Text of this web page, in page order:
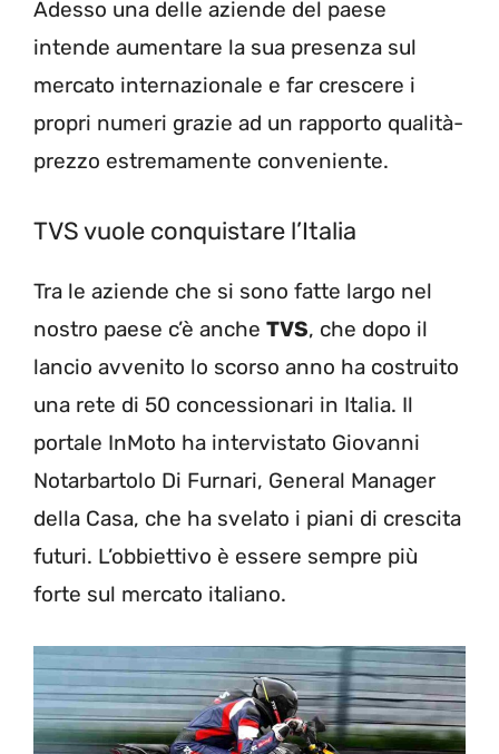
Adesso una delle aziende del paese
intende aumentare la sua presenza sul
mercato internazionale e far crescere i
propri numeri grazie ad un rapporto qualità-
prezzo estremamente conveniente.
TVS vuole conquistare l’Italia
Tra le aziende che si sono fatte largo nel
nostro paese c’è anche TVS, che dopo il
lancio avvenito lo scorso anno ha costruito
una rete di 50 concessionari in Italia. Il
portale InMoto ha intervistato Giovanni
Notarbartolo Di Furnari, General Manager
della Casa, che ha svelato i piani di crescita
futuri. L’obbiettivo è essere sempre più
forte sul mercato italiano.